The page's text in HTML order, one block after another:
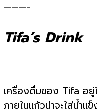
———-
Tifa’s Drink
เครื่องดื่มของ Tifa อยู่
ภายในแก้วน่าจะใส่น้ำ